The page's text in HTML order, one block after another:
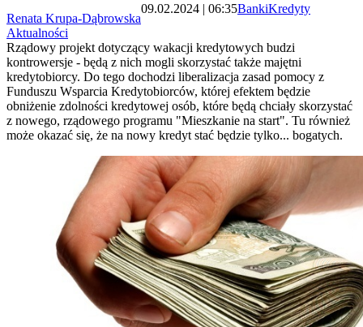
Renata Krupa-Dąbrowska
09.02.2024 | 06:35BankiKredyty
Aktualności
Rządowy projekt dotyczący wakacji kredytowych budzi
kontrowersje - będą z nich mogli skorzystać także majętni
kredytobiorcy. Do tego dochodzi liberalizacja zasad pomocy z
Funduszu Wsparcia Kredytobiorców, której efektem będzie
obniżenie zdolności kredytowej osób, które będą chciały skorzystać
z nowego, rządowego programu "Mieszkanie na start". Tu również
może okazać się, że na nowy kredyt stać będzie tylko... bogatych.